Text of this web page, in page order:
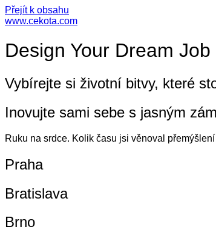
Přejít k obsahu
www.cekota.com
Design Your Dream Job
Vybírejte si životní bitvy, které
Inovujte sami sebe s jasným
Ruku na srdce. Kolik času jsi věnoval
Praha
Bratislava
Brno